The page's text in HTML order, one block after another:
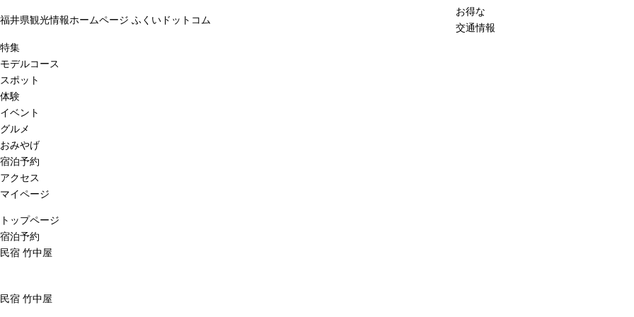
福井県観光情報ホームページ ふくいドットコム
お得な
交通情報
特集
モデルコース
スポット
体験
イベント
グルメ
おみやげ
宿泊予約
アクセス
マイページ
トップページ
宿泊予約
民宿 竹中屋
民宿 竹中屋